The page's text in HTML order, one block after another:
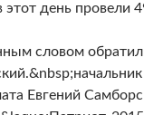
день провели
словом
Евгений